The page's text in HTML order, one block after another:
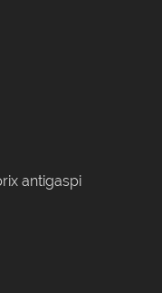
antigaspi